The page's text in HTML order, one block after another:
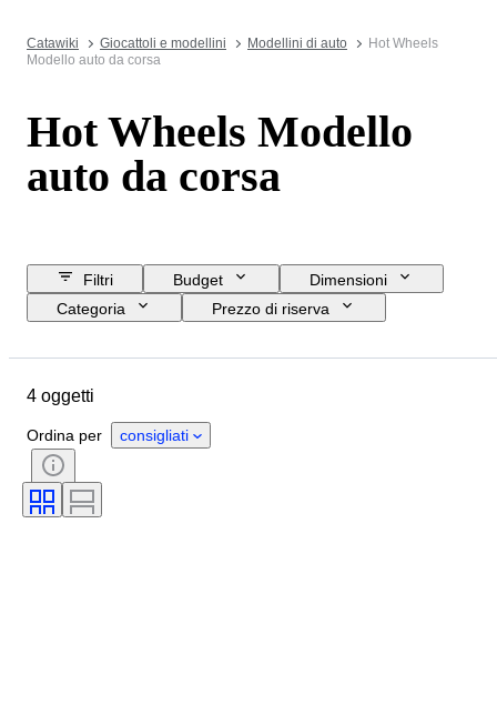
Catawiki Giocattoli e modellini Modellini di auto
Hot Wheels
Modello auto da corsa
Hot Wheels Modello
auto da corsa
Filtri Budget
Dimensioni
Categoria
Prezzo di riserva
Condizioni
Colore
Epoca
4 oggetti
Ordina per consigliati